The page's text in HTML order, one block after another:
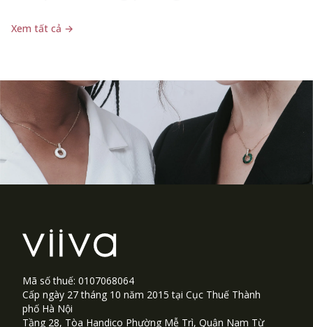
Xem tất cả →
Mã số thuế: 0107068064
Cấp ngày 27 tháng 10 năm 2015 tại Cục Thuế Thành
phố Hà Nội
Tầng 28, Tòa Handico Phường Mễ Trì, Quận Nam Từ